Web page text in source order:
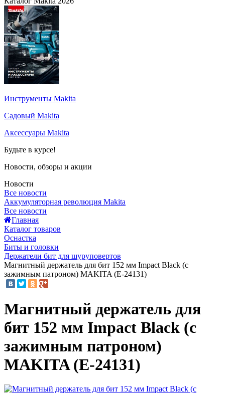
Инструменты Makita
Садовый Makita
Аксессуары Makita
Будьте в курсе!
Новости, обзоры и акции
Новости
Все новости
Аккумуляторная революция Makita
Все новости
Главная
Каталог товаров
Оснастка
Биты и головки
Держатели бит для шуруповертов
Магнитный держатель для бит 152 мм Impact Black (с
зажимным патроном) MAKITA (E-24131)
Магнитный держатель для
бит 152 мм Impact Black (с
зажимным патроном)
MAKITA (E-24131)